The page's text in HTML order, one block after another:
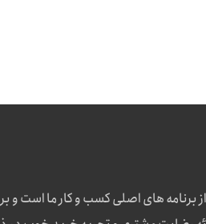
برنامه های اصلی کسب و کار ما است و